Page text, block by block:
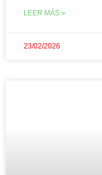
LEER MÁS »
23/02/2026